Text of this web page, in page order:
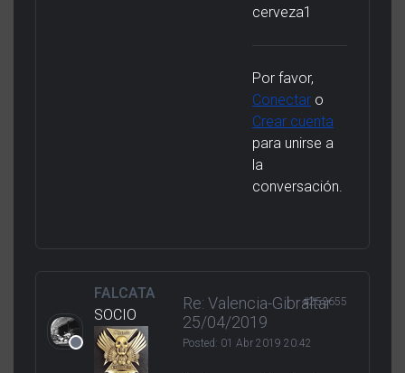
cerveza1
Por favor,
Conectar o
Crear cuenta
para unirse a
la
conversación.
FALCATA
SOCIO
Re: Valencia-Gibraltar
25/04/2019
Posted: 01 Abr 2019 20:42
#253655